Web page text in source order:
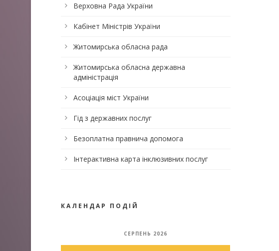
Верховна Рада України
Кабінет Міністрів України
Житомирська обласна рада
Житомирська обласна державна
адміністрація
Асоціація міст України
Гід з державних послуг
Безоплатна правнича допомога
Інтерактивна карта інклюзивних послуг
КАЛЕНДАР ПОДІЙ
СЕРПЕНЬ 2026